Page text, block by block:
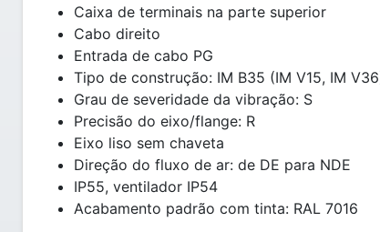
Caixa de terminais na parte superior
Cabo direito
Entrada de cabo PG
Tipo de construção: IM B35 (IM V15, IM
Grau de severidade da vibração: S
Precisão do eixo/flange: R
Eixo liso sem chaveta
Direção do fluxo de ar: de DE para NDE
IP55, ventilador IP54
Acabamento padrão com tinta: RAL 7016